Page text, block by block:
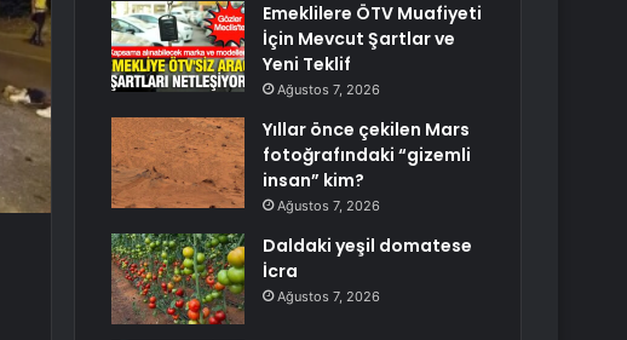
Emeklilere ÖTV Muafiyeti
İçin Mevcut Şartlar ve
Yeni Teklif
Ağustos 7, 2026
Yıllar önce çekilen Mars
fotoğrafındaki “gizemli
insan” kim?
Ağustos 7, 2026
Daldaki yeşil domatese
İcra
Ağustos 7, 2026